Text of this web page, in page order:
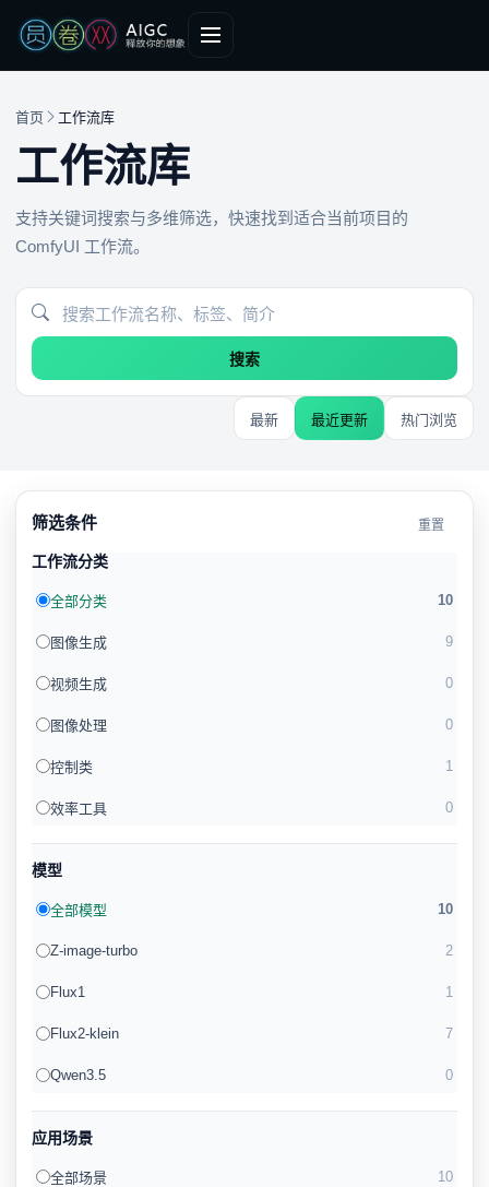
首页 工作流库
工作流库
支持关键词搜索与多维筛选，快速找到适合当前项目的
ComfyUI 工作流。
搜索
最新 最近更新 热门浏览
筛选条件 重置
工作流分类
全部分类 10
图像生成 9
视频生成 0
图像处理 0
控制类 1
效率工具 0
模型
全部模型 10
Z-image-turbo 2
Flux1 1
Flux2-klein 7
Qwen3.5 0
应用场景
全部场景 10